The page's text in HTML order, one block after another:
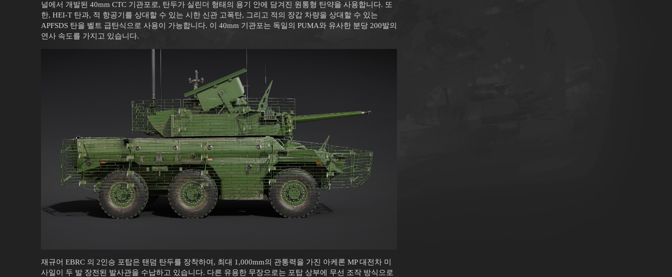
널에서 개발된 40mm CTC 기관포로, 탄두가 실린더 형태의 용기 안에 담겨진 원통형 탄약을 사용합니다. 또
한, HEI-T 탄과, 적 항공기를 상대할 수 있는 시한 신관 고폭탄, 그리고 적의 장갑 차량을 상대할 수 있는
APFSDS 탄을 벨트 급탄식으로 사용이 가능합니다. 이 40mm 기관포는 독일의 PUMA와 유사한 분당 200발의
연사 속도를 가지고 있습니다.
재규어 EBRC 의 2인승 포탑은 탠덤 탄두를 장착하여, 최대 1,000mm의 관통력을 가진 아케론 MP 대전차 미
사일이 두 발 장전된 발사관을 수납하고 있습니다. 다른 유용한 무장으로는 포탑 상부에 무선 조작 방식으로